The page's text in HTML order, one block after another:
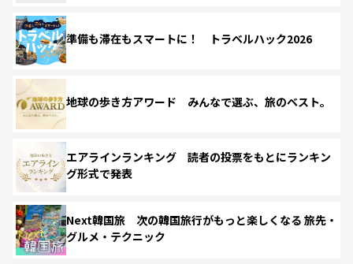
準備も滞在もスマートに！ トラベルハック2026
地球の歩き方アワード みんなで選ぶ、旅のベスト。
エアラインランキング 読者の投票をもとにランキン
グ形式で発表
Next韓国旅 次の韓国旅行がもっと楽しくなる 旅先・
グルメ・テクニック